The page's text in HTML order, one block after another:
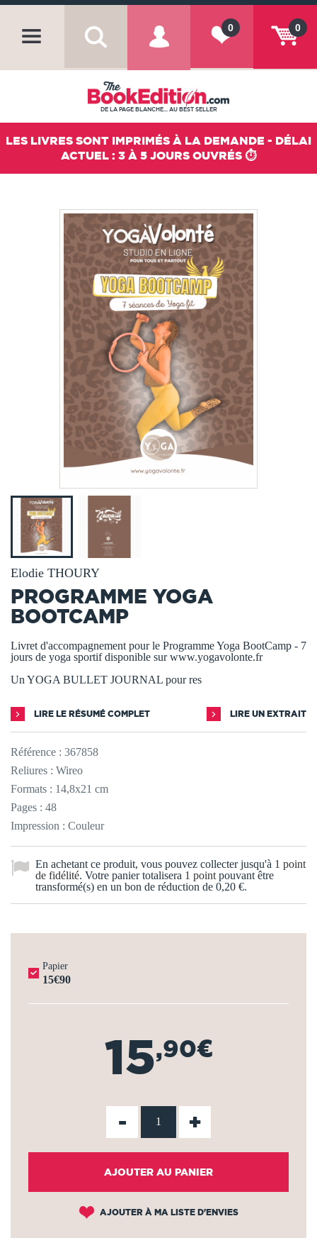
0
0
DE LA PAGE BLANCHE... AU BEST SELLER
LES LIVRES SONT IMPRIMÉS À LA DEMANDE - DÉLAI
ACTUEL : 3 À 5 JOURS OUVRÉS ⏱️
Elodie THOURY
PROGRAMME YOGA
BOOTCAMP
Livret d'accompagnement pour le Programme Yoga BootCamp - 7
jours de yoga sportif disponible sur www.yogavolonte.fr
Un YOGA BULLET JOURNAL pour res
LIRE LE RÉSUMÉ COMPLET LIRE UN EXTRAIT
Référence : 367858
Reliures : Wireo
Formats : 14,8x21 cm
Pages : 48
Impression : Couleur
En achetant ce produit, vous pouvez collecter jusqu'à 1 point
de fidélité. Votre panier totalisera 1 point pouvant être
transformé(s) en un bon de réduction de 0,20 €.
Papier
15€90
15,90€
- +
AJOUTER AU PANIER
AJOUTER À MA LISTE D'ENVIES